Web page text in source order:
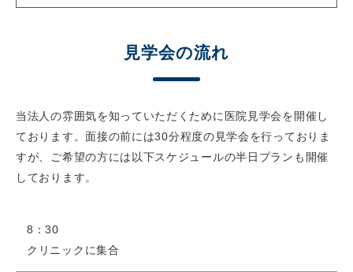
見学会の流れ
当法人の雰囲気を知っていただくために医院見学会を開催し
ております。面接の前には30分程度の見学会を行っておりま
すが、ご希望の方には以下スケジュールの半日プランも開催
しております。
8：30
クリニックに集合